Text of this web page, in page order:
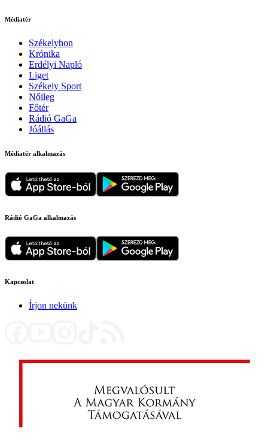
Médiatér
Székelyhon
Krónika
Erdélyi Napló
Liget
Székely Sport
Nőileg
Főtér
Rádió GaGa
Jóállás
Médiatér alkalmazás
Rádió GaGa alkalmazás
Kapcsolat
Írjon nekünk